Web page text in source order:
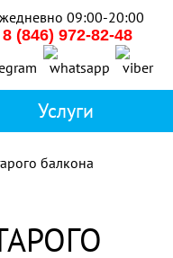
09:00-20:00
8 (846) 972-82-48
балкона